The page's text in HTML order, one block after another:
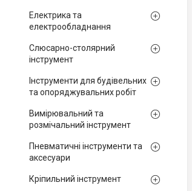
Електрика та
електрообладнання
Слюсарно-столярний
інструмент
Інструменти для будівельних
та опоряджувальних робіт
Вимірювальний та
розмічальний інструмент
Пневматичні інструменти та
аксесуари
Кріпильний інструмент